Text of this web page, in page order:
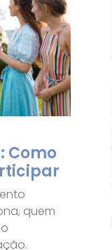
Como
quem